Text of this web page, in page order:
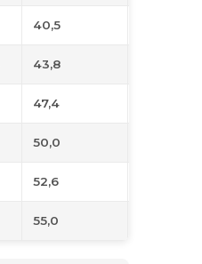
40,5
43,8
47,4
50,0
52,6
55,0